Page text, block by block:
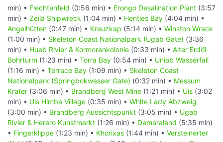
min) • Flechtenfeld (0:56 min) • Erongo Desalination Plant (3:57
min) • Zeila Shipwreck (1:04 min) • Henties Bay (4:04 min) •
Angelhütten (0:47 min) • Kreuzkap (5:14 min) • Winston Wrack
(1:00 min) • Skeleton Coast Nationalpark (Ugab Gate) (3:36
min) • Huab Rivier & Kormorankolonie (0:33 min) • Alter Erdöl-
Bohrturm (1:23 min) • Torra Bay (0:54 min) • Uniab Wasserfall
(1:16 min) • Terrace Bay (1:09 min) • Skeleton Coast
Nationalpark (Springbokwasser Gate) (0:32 min) • Messum
Krater (3:06 min) • Brandberg West Mine (1:21 min) • Uis (3:02
min) • Uis Himba Village (0:35 min) • White Lady Abzweig
(3:00 min) • Brandberg Aussichtspunkt (3:05 min) • Ugab
Rivier & Herero Kunstmarkt (1:26 min) • Damaraland (5:35 min)
• Fingerklippe (1:23 min) • Khorixas (1:44 min) • Versteinerter